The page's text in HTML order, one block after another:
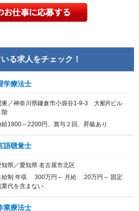
る求人をチェック！
学療法士
東／神奈川県鎌倉市小袋谷1-9-3 大船Rビル
階
給1800～2200円、賞与２回、昇級あり
語聴覚士
知県／愛知県 名古屋市北区
給制 年収 300万円～ 月給 20万円～ 固定
業代を含まない
業療法士